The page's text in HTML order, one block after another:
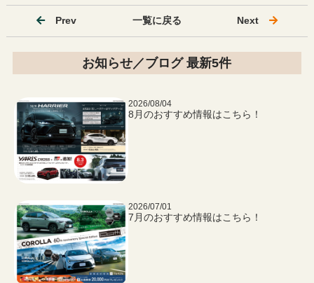
Prev 一覧に戻る Next
お知らせ／ブログ 最新5件
2026/08/04
8月のおすすめ情報はこちら！
2026/07/01
7月のおすすめ情報はこちら！